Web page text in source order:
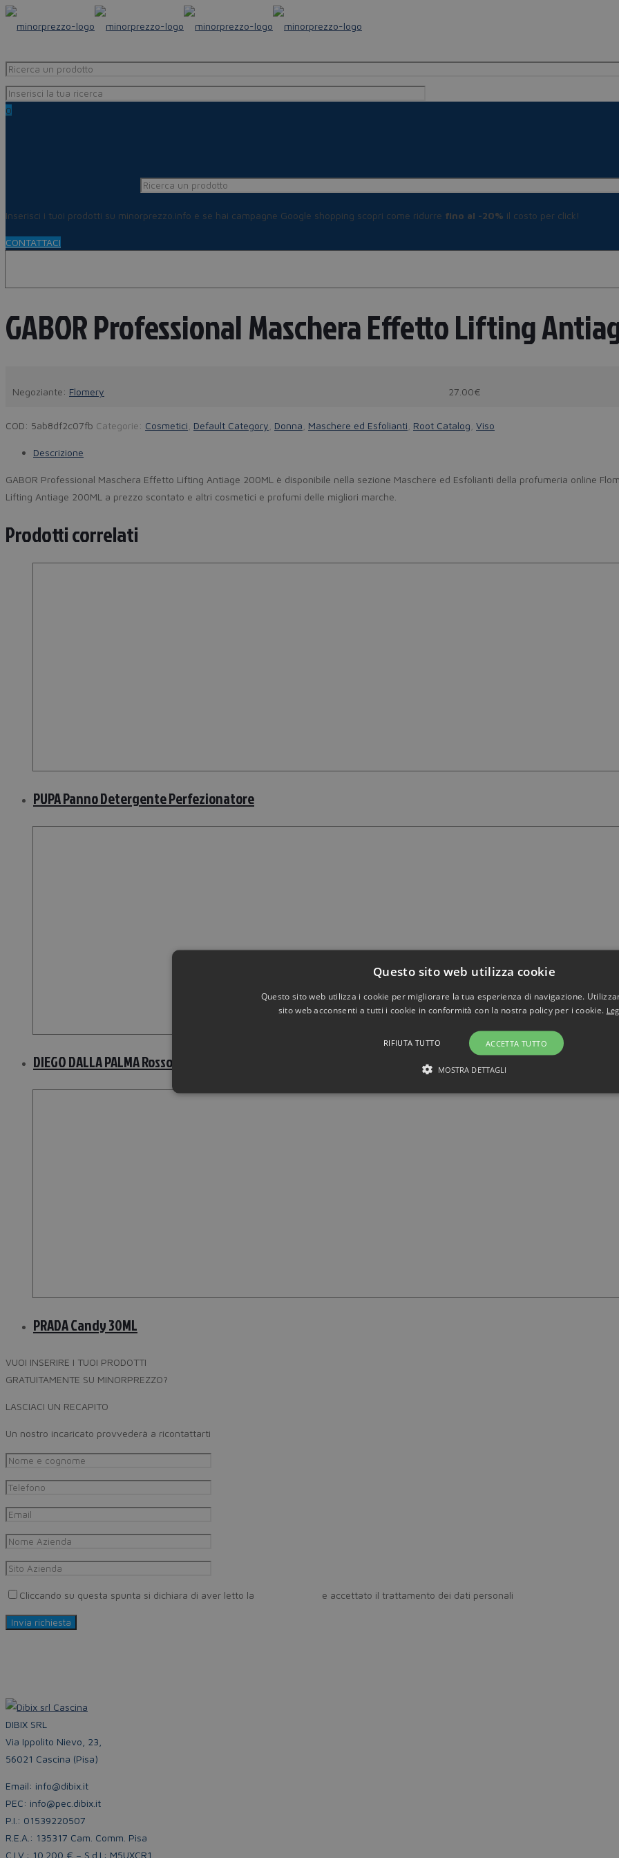
0
Inserisci i tuoi prodotti su minorprezzo.info e se hai campagne Google shopping scopri come ridurre fino al -20% il costo per click!
CONTATTACI
GABOR Professional Maschera Effetto Lifting
Negoziante: Flomery 27.00€
COD: 5ab8df2c07fb Categorie: Cosmetici Default Category Donna Maschere ed Esfolianti Root Catalog Viso
Descrizione
GABOR Professional Maschera Effetto Lifting Antiage 200ML è disponibile nella sezione Maschere ed Esfolianti della profumeria online
Lifting Antiage 200ML a prezzo scontato e altri cosmetici e profumi delle migliori marche.
Prodotti correlati
PUPA Panno Detergente Perfezionatore
DIEGO DALLA PALMA Rosso Rossetto – 102 Rosso La Mangiauomini
PRADA Candy 30ML
VUOI INSERIRE I TUOI PRODOTTI
GRATUITAMENTE SU MINORPREZZO?
LASCIACI UN RECAPITO
Un nostro incaricato provvederà a ricontattarti
Cliccando su questa spunta si dichiara di aver letto la e accettato il trattamento dei dati personali
DIBIX SRL
Via Ippolito Nievo, 23,
56021 Cascina (Pisa)
Email: info@dibix.it
PEC: info@pec.dibix.it
P.I.: 01539220507
R.E.A.: 135317 Cam. Comm. Pisa
C.I.V.: 10.200 € – S.d.I.: M5UXCR1
Questo sito web utilizza cookie
Questo sito web utilizza i cookie per migliorare la tua esperienza di navigazione.
sito web acconsenti a tutti i cookie in conformità con la nostra policy per i cookie.
ACCETTA TUTTO
RIFIUTA TUTTO
MOSTRA DETTAGLI